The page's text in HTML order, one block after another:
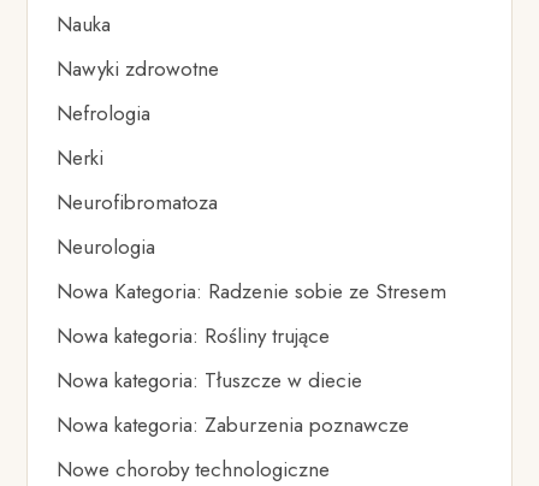
Nauka
Nawyki zdrowotne
Nefrologia
Nerki
Neurofibromatoza
Neurologia
Nowa Kategoria: Radzenie sobie ze Stresem
Nowa kategoria: Rośliny trujące
Nowa kategoria: Tłuszcze w diecie
Nowa kategoria: Zaburzenia poznawcze
Nowe choroby technologiczne